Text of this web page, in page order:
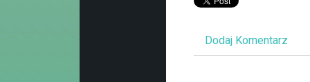
Dodaj Komentarz